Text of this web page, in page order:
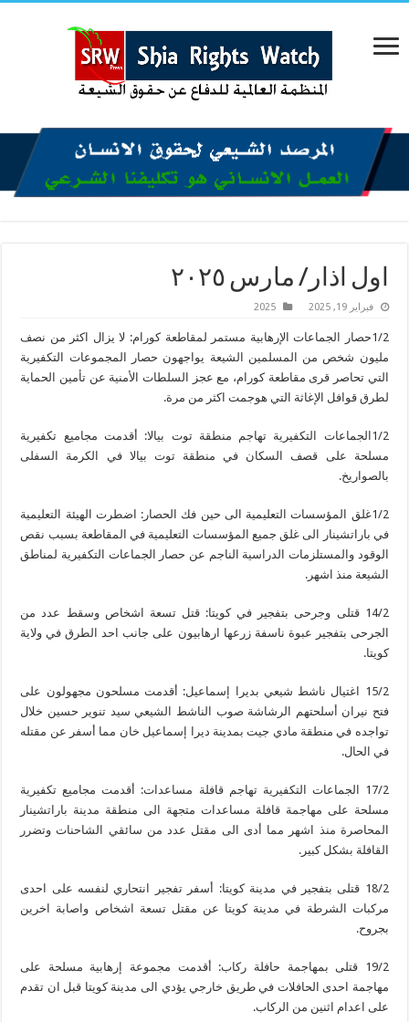
اول اذار/ مارس ٢٠٢٥
فبراير 19, 2025 2025
1/2حصار الجماعات الإرهابية مستمر لمقاطعة كورام: لا يزال اكثر من نصف
مليون شخص من المسلمين الشيعة يواجهون حصار المجموعات التكفيرية
التي تحاصر قرى مقاطعة كورام، مع عجز السلطات الأمنية عن تأمين الحماية
لطرق قوافل الإغاثة التي هوجمت اكثر من مرة.
1/2الجماعات التكفيرية تهاجم منطقة توت بيالا: أقدمت مجاميع تكفيرية
مسلحة على قصف السكان في منطقة توت بيالا في الكرمة السفلى
بالصواريخ.
1/2غلق المؤسسات التعليمية الى حين فك الحصار: اضطرت الهيئة التعليمية
في باراتشينار الى غلق جميع المؤسسات التعليمية في المقاطعة بسبب نقص
الوقود والمستلزمات الدراسية الناجم عن حصار الجماعات التكفيرية لمناطق
الشيعة منذ اشهر.
14/2 قتلى وجرحى بتفجير في كويتا: قتل تسعة اشخاص وسقط عدد من
الجرحى بتفجير عبوة ناسفة زرعها ارهابيون على جانب احد الطرق في ولاية
كويتا.
15/2 اغتيال ناشط شيعي بديرا إسماعيل: أقدمت مسلحون مجهولون على
فتح نيران أسلحتهم الرشاشة صوب الناشط الشيعي سيد تنوير حسين خلال
تواجده في منطقة مادي جيت بمدينة ديرا إسماعيل خان مما أسفر عن مقتله
في الحال.
17/2 الجماعات التكفيرية تهاجم قافلة مساعدات: أقدمت مجاميع تكفيرية
مسلحة على مهاجمة قافلة مساعدات متجهة الى منطقة مدينة باراتشينار
المحاصرة منذ اشهر مما أدى الى مقتل عدد من سائقي الشاحنات وتضرر
القافلة بشكل كبير.
18/2 قتلى بتفجير في مدينة كويتا: أسفر تفجير انتحاري لنفسه على احدى
مركبات الشرطة في مدينة كويتا عن مقتل تسعة اشخاص واصابة اخرين
بجروح.
19/2 قتلى بمهاجمة حافلة ركاب: أقدمت مجموعة إرهابية مسلحة على
مهاجمة احدى الحافلات في طريق خارجي يؤدي الى مدينة كويتا قبل ان تقدم
على اعدام اثنين من الركاب.